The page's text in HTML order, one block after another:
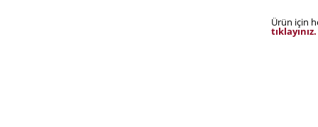
sürecini
elzemdir.
Ürün için
tıklayınız.